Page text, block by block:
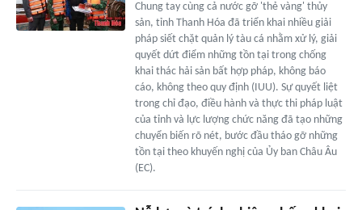
Chung tay cùng cả nước gỡ 'thẻ vàng' thủy
sản, tỉnh Thanh Hóa đã triển khai nhiều giải
pháp siết chặt quản lý tàu cá nhằm xử lý, giải
quyết dứt điểm những tồn tại trong chống
khai thác hải sản bất hợp pháp, không báo
cáo, không theo quy định (IUU). Sự quyết liệt
trong chỉ đạo, điều hành và thực thi pháp luật
của tỉnh và lực lượng chức năng đã tạo những
chuyển biến rõ nét, bước đầu tháo gỡ những
tồn tại theo khuyến nghị của Ủy ban Châu Âu
(EC).